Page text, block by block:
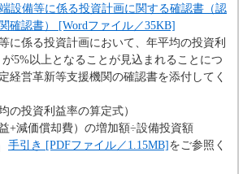
設備等に係る投資計画に関する確認書（認
確認書） [Wordファイル／35KB]
に係る投資計画において、年平均の投資利
5%以上となることが見込まれることにつ
経営革新等支援機関の確認書を添付してく
の投資利益率の算定式）
益+減価償却費）の増加額÷設備投資額
手引き [PDFファイル／1.15MB] をご参照く